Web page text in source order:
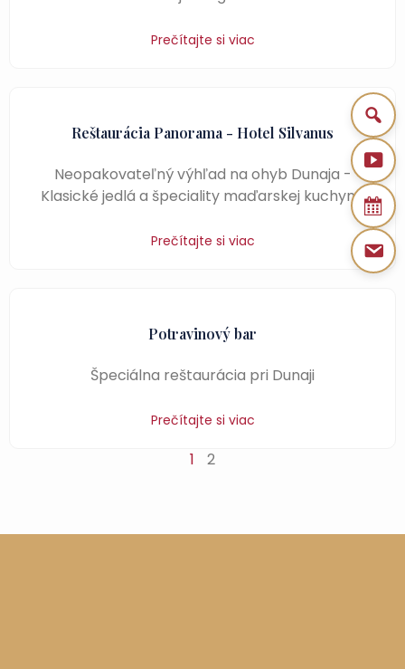
Prečítajte si viac
Reštaurácia Panorama - Hotel Silvanus
Neopakovateľný výhľad na ohyb Dunaja -
Klasické jedlá a špeciality maďarskej kuchyne
Prečítajte si viac
Potravinový bar
Špeciálna reštaurácia pri Dunaji
Prečítajte si viac
1 2